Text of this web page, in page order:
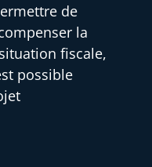
de
la
fiscale,
possible